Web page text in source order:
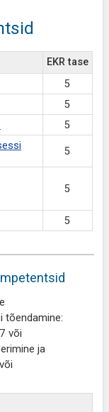
EKR tase
5
5
5
5
5
5
tõendamine:
või
ja